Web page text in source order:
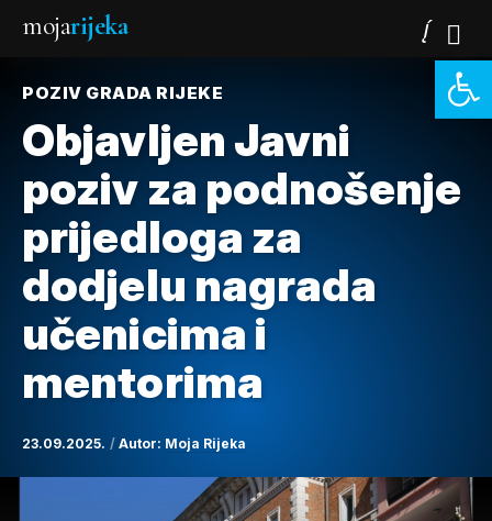
mojarijeka
POZIV GRADA RIJEKE
Objavljen Javni
poziv za podnošenje
prijedloga za
dodjelu nagrada
učenicima i
mentorima
23.09.2025. Autor: Moja Rijeka